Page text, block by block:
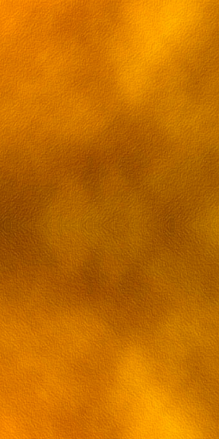
Смотреть Hand Island Adventure 2/3 с
[kiwi]
Смотреть Hand Island Adventure 3/3 с
[kiwi]
Смотреть Hand Island Adventure 1/3 с
[rutube]
Смотреть Hand Island Adventure 2/3 с
[rutube]
Смотреть Hand Island Adventure 3/3 с
[rutube]
Смотреть Hand Island Adventure с
[Mail]
Смотреть Hand Island Adventure с
[yandex]
Смотреть Hand Island Adventure с
[VK]